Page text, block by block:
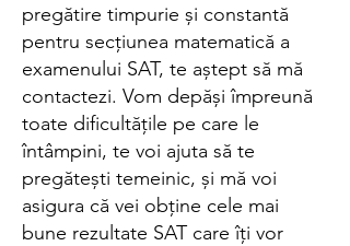
pregătire timpurie și constantă
pentru secțiunea matematică a
examenului SAT, te aștept să mă
contactezi. Vom depăși împreună
toate dificultățile pe care le
întâmpini, te voi ajuta să te
pregătești temeinic, și mă voi
asigura că vei obține cele mai
bune rezultate SAT care îți vor